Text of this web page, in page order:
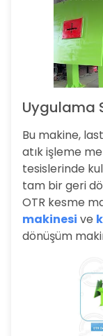
Uygulama
Bu makine,
atık işleme
tesislerinde
tam bir geri
OTR kesme
makinesi ve
dönüşüm